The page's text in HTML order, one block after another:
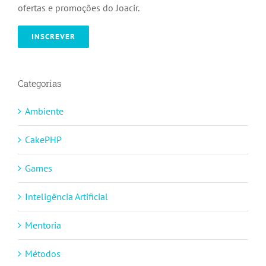
ofertas e promoções do Joacir.
Categorias
Ambiente
CakePHP
Games
Inteligência Artificial
Mentoria
Métodos